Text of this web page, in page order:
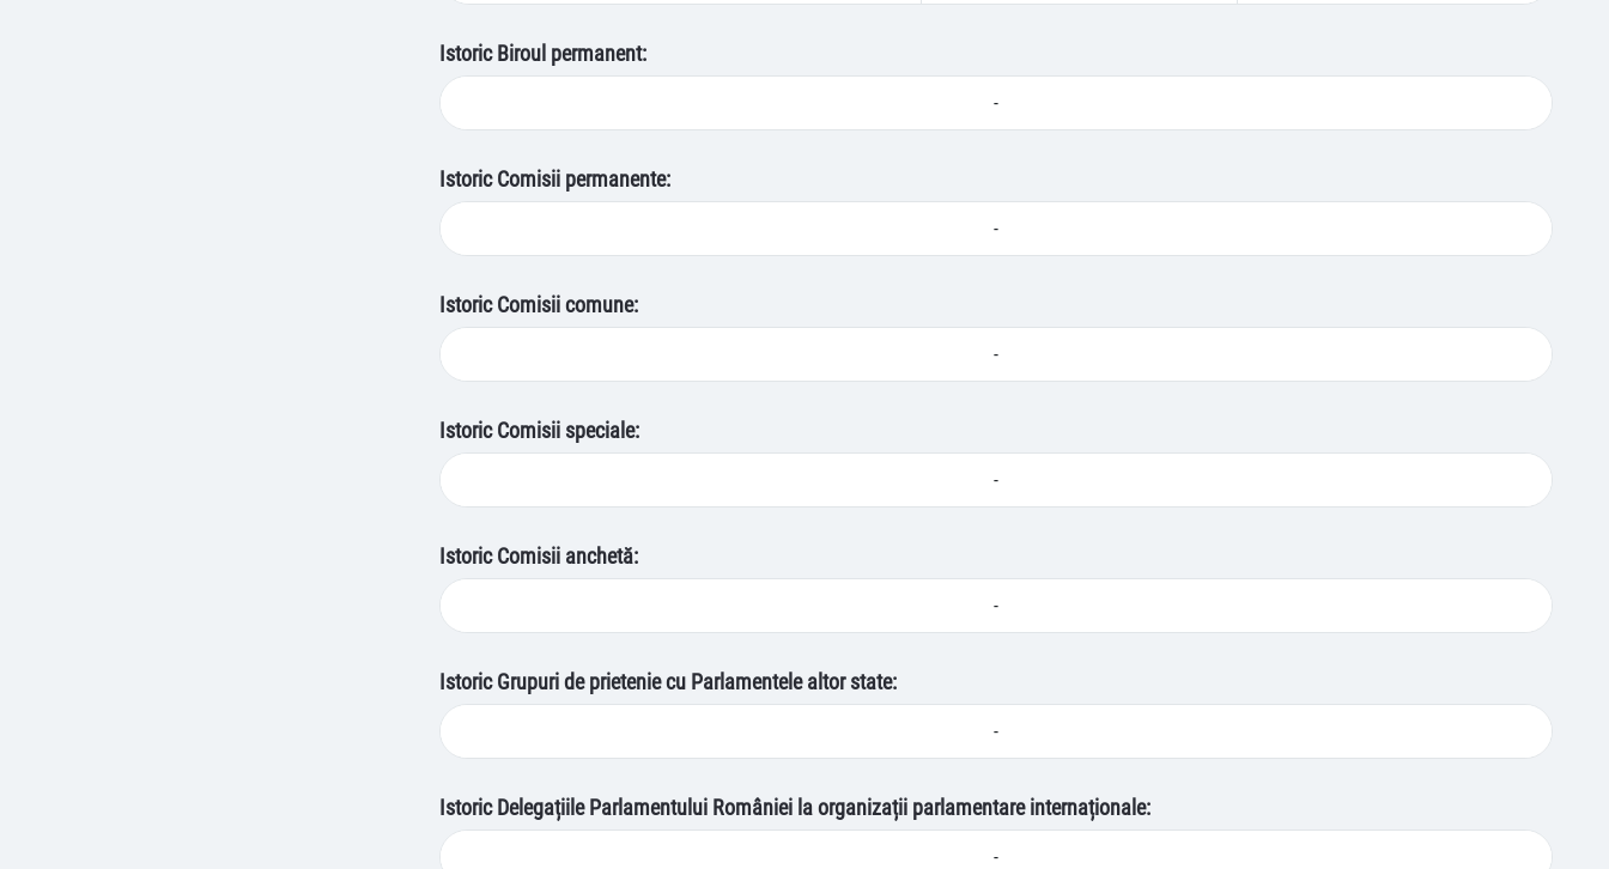
Istoric Biroul permanent:
-
Istoric Comisii permanente:
-
Istoric Comisii comune:
-
Istoric Comisii speciale:
-
Istoric Comisii anchetă:
-
Istoric Grupuri de prietenie cu Parlamentele altor state:
-
Istoric Delegațiile Parlamentului României la organizații parlamentare internaționale:
-